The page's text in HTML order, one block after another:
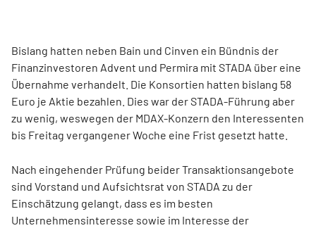
Bislang hatten neben Bain und Cinven ein Bündnis der
Finanzinvestoren Advent und Permira mit STADA über eine
Übernahme verhandelt. Die Konsortien hatten bislang 58
Euro je Aktie bezahlen. Dies war der STADA-Führung aber
zu wenig, weswegen der MDAX-Konzern den Interessenten
bis Freitag vergangener Woche eine Frist gesetzt hatte.
Nach eingehender Prüfung beider Transaktionsangebote
sind Vorstand und Aufsichtsrat von STADA zu der
Einschätzung gelangt, dass es im besten
Unternehmensinteresse sowie im Interesse der